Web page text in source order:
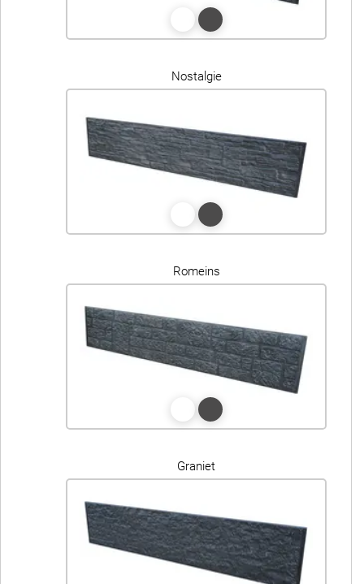
Nostalgie
Romeins
Graniet